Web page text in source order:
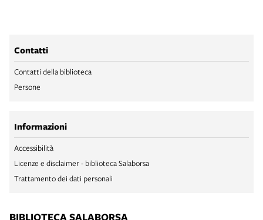
Contatti
Contatti della biblioteca
Persone
Informazioni
Accessibilità
Licenze e disclaimer - biblioteca Salaborsa
Trattamento dei dati personali
BIBLIOTECA SALABORSA